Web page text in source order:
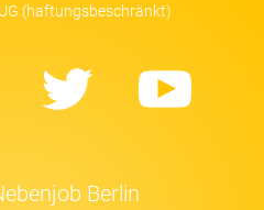
(haftungsbeschränkt)
Facebook
Twitter
Berlin